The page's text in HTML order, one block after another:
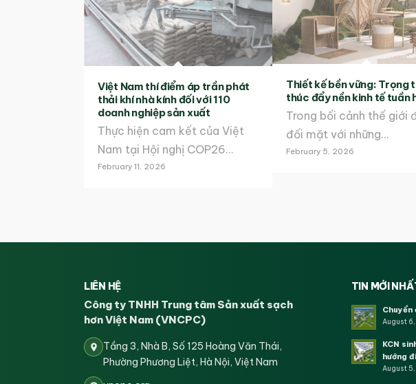
Việt Nam thí điểm áp trần phát
thải khí nhà kính đối với 110
doanh nghiệp sản xuất
Thực hiện cam kết của Việt
Nam tại Hội nghị COP26…
February 11, 2026
Thiết kế bền vững: Trọng
thúc đẩy nền kinh tế tuần
Trong bối cảnh thế giới
đối mặt với những…
February 5, 2026
LIÊN HỆ
Công ty TNHH Trung tâm Sản xuất sạch
hơn Việt Nam (VNCPC)
Tầng 3, Nhà B, Số 125 Hoàng Văn Thái,
Phường Phương Liệt, Hà Nội, Việt Nam
TIN MỚI
Chuyển
August
KCN
hướng
August